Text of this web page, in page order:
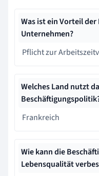
Was ist ein Vorteil
Unternehmen?
Pflicht zur
Welches Land nutzt
Frankreich
Wie kann die
Lebensqualität